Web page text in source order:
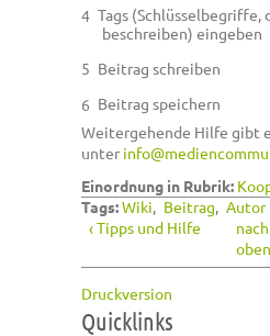
Tags (Schlüsselbegriffe,
beschreiben) eingeben
Beitrag schreiben
Beitrag speichern
Weitergehende Hilfe gibt
unter
Einordnung in Rubrik:
Tags:Wiki Beitrag
Autor
‹ Tipps und Hilfe
nach
oben
Druckversion
Quicklinks